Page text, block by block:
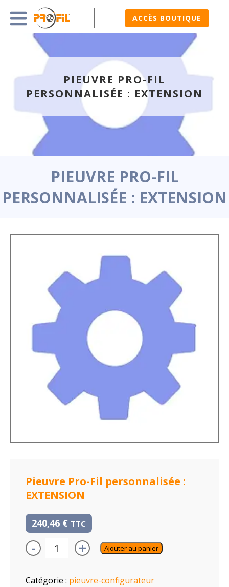
ACCÈS BOUTIQUE
PIEUVRE PRO-FIL
PERSONNALISÉE : EXTENSION
PIEUVRE PRO-FIL
PERSONNALISÉE : EXTENSION
Pieuvre Pro-Fil personnalisée :
EXTENSION
240,46 € TTC
- + Ajouter au panier
Catégorie : pieuvre-configurateur